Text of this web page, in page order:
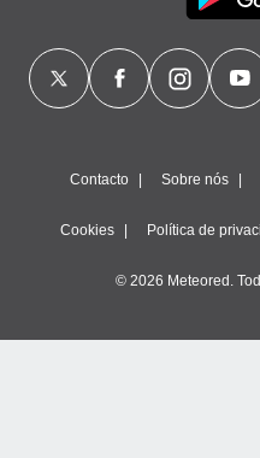
Contacto Sobre nós
Cookies Política de
© 2026 Meteored.